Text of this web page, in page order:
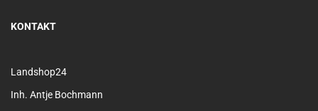
KONTAKT
Landshop24
Inh. Antje Bochmann